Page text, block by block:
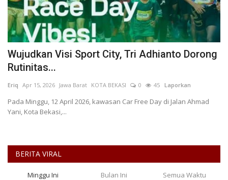
Warkop Digital
Pelanggaran
Ketertiban
Keamanan
Kejahatan
Cybers Event
Wujudkan Visi Sport City, Tri Adhianto Dorong
Rutinitas...
Eriq Apr 15, 2026 Jawa Barat KOTA BEKASI 0 45 Laporkan
Pada Minggu, 12 April 2026, kawasan Car Free Day di Jalan Ahmad
Yani, Kota Bekasi,...
BERITA VIRAL
Minggu Ini Bulan Ini Semua Waktu